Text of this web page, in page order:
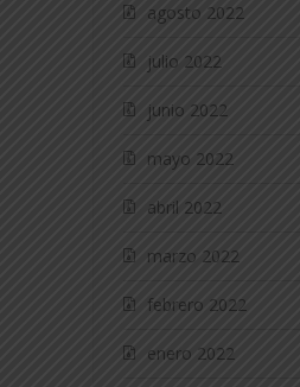
agosto 2022
julio 2022
junio 2022
mayo 2022
abril 2022
marzo 2022
febrero 2022
enero 2022